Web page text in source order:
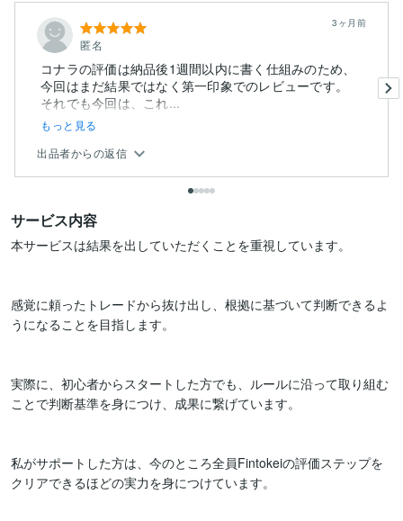
匿名
3ヶ月前
コナラの評価は納品後1週間以内に書く仕組みのため、
今回はまだ結果ではなく第一印象でのレビューです。
それでも今回は、これ...
もっと見る
出品者からの返信
サービス内容
本サービスは結果を出していただくことを重視しています。
感覚に頼ったトレードから抜け出し、根拠に基づいて判断できるよ
うになることを目指します。
実際に、初心者からスタートした方でも、ルールに沿って取り組む
ことで判断基準を身につけ、成果に繋げています。
私がサポートした方は、今のところ全員Fintokeiの評価ステップを
クリアできるほどの実力を身につけています。